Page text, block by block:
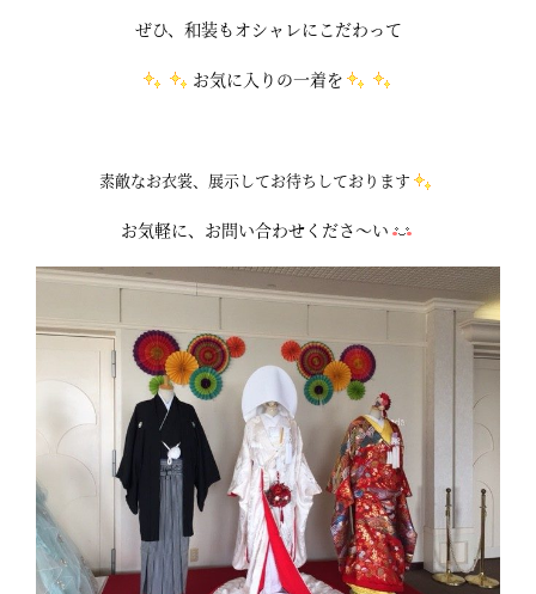
ぜひ、和装もオシャレにこだわって
お気に入りの一着を
素敵なお衣裳、展示してお待ちしております
お気軽に、お問い合わせくださ～い